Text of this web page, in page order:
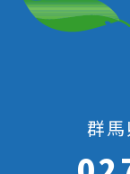
群